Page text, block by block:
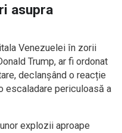
asupra
Venezuelei în zorii
Trump, ar fi ordonat
declanșând o reacție
escaladare periculoasă a
explozii aproape